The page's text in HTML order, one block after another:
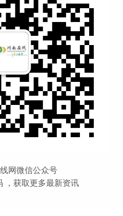
网微信公众号
，获取更多最新资讯